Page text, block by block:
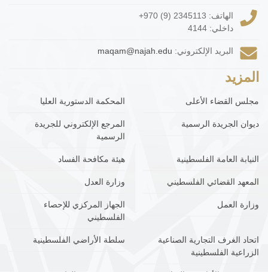
الهاتف: +970 (9) 2345113
داخلي: 4144
البريد الإلكتروني: maqam@najah.edu
المزيد
مجلس القضاء الأعلى المحكمة الدستورية العليا
ديوان الجريدة الرسمية
المرجع الإلكتروني للجريدة
الرسمية
النيابة العامة الفلسطينية هيئة مكافحة الفساد
المعهد القضائي الفلسطيني وزارة العدل
وزارة العمل
الجهاز المركزي للإحصاء
الفلسطيني
اتحاد الغرف التجارية الصناعية
الزراعية الفلسطينية
سلطة الأراضي الفلسطينية